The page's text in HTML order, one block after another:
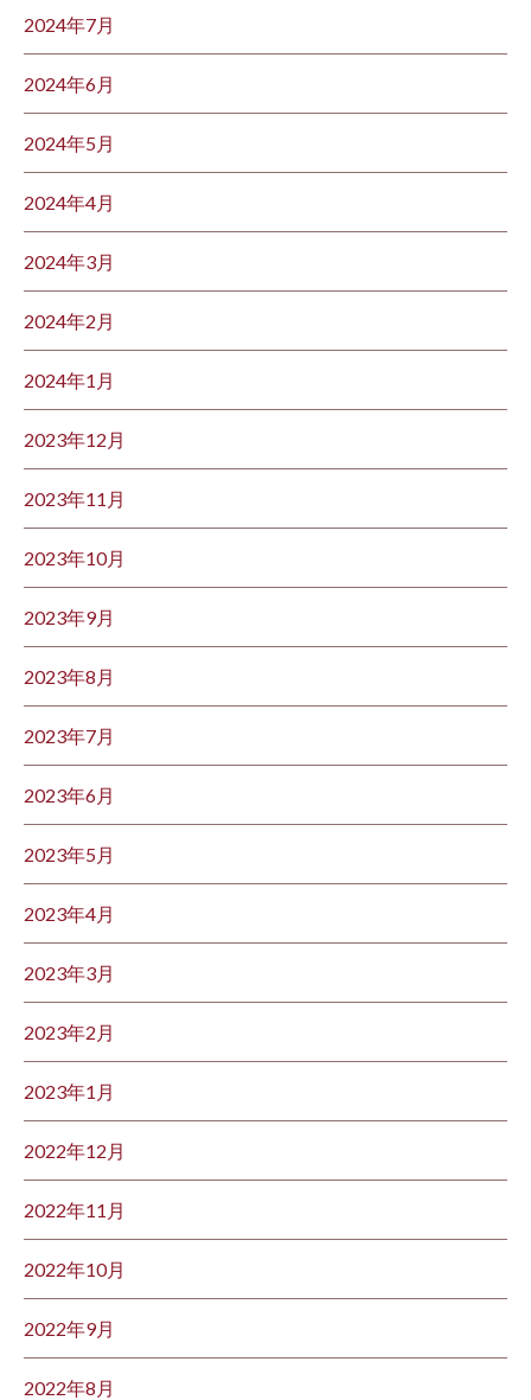
2024年7月
2024年6月
2024年5月
2024年4月
2024年3月
2024年2月
2024年1月
2023年12月
2023年11月
2023年10月
2023年9月
2023年8月
2023年7月
2023年6月
2023年5月
2023年4月
2023年3月
2023年2月
2023年1月
2022年12月
2022年11月
2022年10月
2022年9月
2022年8月